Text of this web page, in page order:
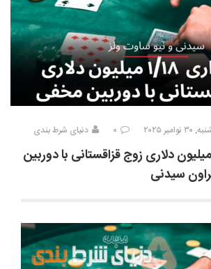
نوامبر ۲۰۲۵ ۰ دنیای شرط بندی
كلاهبردارى ١/١٨ ميليون دلارى زوج قزاقستانى با دوربين
سيدنى